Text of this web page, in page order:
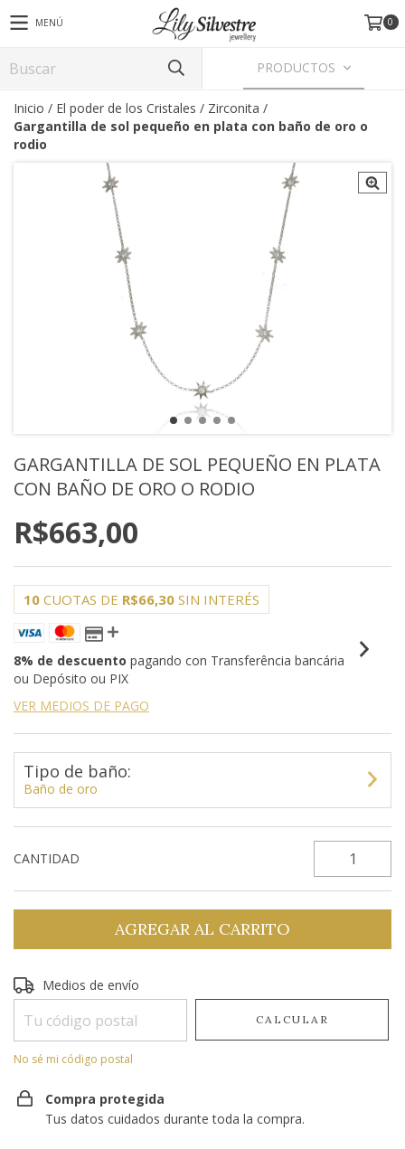
MENÚ 0
PRODUCTOS
Inicio / El poder de los Cristales / Zirconita /
Gargantilla de sol pequeño en plata con baño de oro o
rodio
GARGANTILLA DE SOL PEQUEÑO EN PLATA
CON BAÑO DE ORO O RODIO
R$663,00
10 CUOTAS DE R$66,30 SIN INTERÉS
8% de descuento pagando con Transferência bancária
ou Depósito ou PIX
VER MEDIOS DE PAGO
Tipo de baño:
Baño de oro
CANTIDAD
Entregas para el CP:
Medios de envío
CALCULAR
No sé mi código postal
Compra protegida
Tus datos cuidados durante toda la compra.